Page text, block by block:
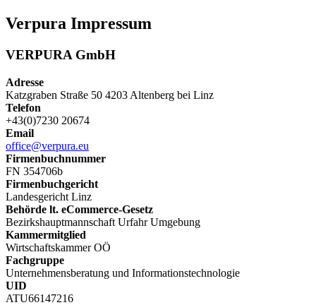
Verpura Impressum
VERPURA GmbH
Adresse
Katzgraben Straße 50 4203 Altenberg bei Linz
Telefon
+43(0)7230 20674
Email
office@verpura.eu
Firmenbuchnummer
FN 354706b
Firmenbuchgericht
Landesgericht Linz
Behörde lt. eCommerce-Gesetz
Bezirkshauptmannschaft Urfahr Umgebung
Kammermitglied
Wirtschaftskammer OÖ
Fachgruppe
Unternehmensberatung und Informationstechnologie
UID
ATU66147216